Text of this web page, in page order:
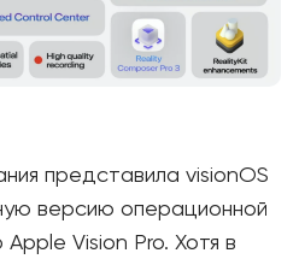
представила visionOS
версию операционной
Vision Pro. Хотя в